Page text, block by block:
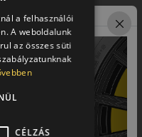
komfortszint.
nyári vezetéshez.
és stabil
a felhasználói
A weboldalunk
az összes süti
CÉLZÁS